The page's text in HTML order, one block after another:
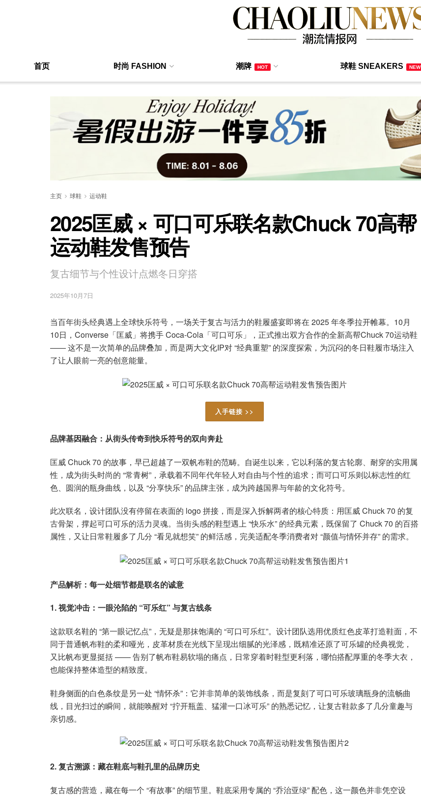
首页 时尚 FASHION 潮牌 HOT 球鞋 SNEAKERS NEW
主页 球鞋 运动鞋
2025匡威 × 可口可乐联名款Chuck 70高帮
运动鞋发售预告
复古细节与个性设计点燃冬日穿搭
2025年10月7日
当百年街头经典遇上全球快乐符号，一场关于复古与活力的鞋履盛宴即将在 2025 年冬季拉开帷幕。10月
10日，Converse「匡威」将携手 Coca-Cola「可口可乐」，正式推出双方合作的全新高帮Chuck 70运动鞋
—— 这不是一次简单的品牌叠加，而是两大文化IP对 “经典重塑” 的深度探索，为沉闷的冬日鞋履市场注入
了让人眼前一亮的创意能量。
入手链接 >>
品牌基因融合：从街头传奇到快乐符号的双向奔赴
匡威 Chuck 70 的故事，早已超越了一双帆布鞋的范畴。自诞生以来，它以利落的复古轮廓、耐穿的实用属
性，成为街头时尚的 “常青树”，承载着不同年代年轻人对自由与个性的追求；而可口可乐则以标志性的红
色、圆润的瓶身曲线，以及 “分享快乐” 的品牌主张，成为跨越国界与年龄的文化符号。
此次联名，设计团队没有停留在表面的 logo 拼接，而是深入拆解两者的核心特质：用匡威 Chuck 70 的复
古骨架，撑起可口可乐的活力灵魂。当街头感的鞋型遇上 “快乐水” 的经典元素，既保留了 Chuck 70 的百搭
属性，又让日常鞋履多了几分 “看见就想笑” 的鲜活感，完美适配冬季消费者对 “颜值与情怀并存” 的需求。
产品解析：每一处细节都是联名的诚意
1. 视觉冲击：一眼沦陷的 “可乐红” 与复古线条
这款联名鞋的 “第一眼记忆点”，无疑是那抹饱满的 “可口可乐红”。设计团队选用优质红色皮革打造鞋面，不
同于普通帆布鞋的柔和哑光，皮革材质在光线下呈现出细腻的光泽感，既精准还原了可乐罐的经典视觉，
又比帆布更显挺括 —— 告别了帆布鞋易软塌的痛点，日常穿着时鞋型更利落，哪怕搭配厚重的冬季大衣，
也能保持整体造型的精致度。
鞋身侧面的白色条纹是另一处 “情怀杀”：它并非简单的装饰线条，而是复刻了可口可乐玻璃瓶身的流畅曲
线，目光扫过的瞬间，就能唤醒对 “拧开瓶盖、猛灌一口冰可乐” 的熟悉记忆，让复古鞋款多了几分童趣与
亲切感。
2. 复古溯源：藏在鞋底与鞋孔里的品牌历史
复古感的营造，藏在每一个 “有故事” 的细节里。鞋底采用专属的 “乔治亚绿” 配色，这一颜色并非凭空设